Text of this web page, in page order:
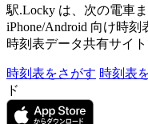
駅.Locky は、次の電車
iPhone/Android 向け時
時刻表データ共有サイト
時刻表をさがす 時刻表
ド